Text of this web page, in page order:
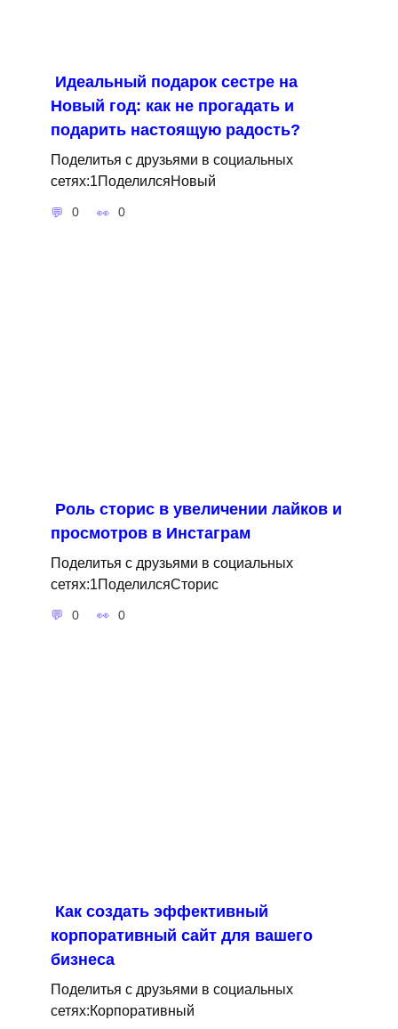
Идеальный подарок сестре на
Новый год: как не прогадать и
подарить настоящую радость?
Поделитья с друзьями в социальных
сетях:1ПоделилсяНовый
0 0
Роль сторис в увеличении лайков и
просмотров в Инстаграм
Поделитья с друзьями в социальных
сетях:1ПоделилсяСторис
0 0
Как создать эффективный
корпоративный сайт для вашего
бизнеса
Поделитья с друзьями в социальных
сетях:Корпоративный